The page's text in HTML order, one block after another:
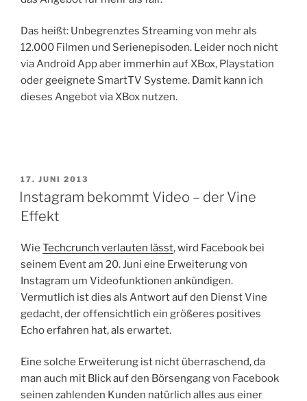
Das heißt: Unbegrenztes Streaming von mehr als
12.000 Filmen und Serienepisoden. Leider noch nicht
via Android App aber immerhin auf XBox, Playstation
oder geeignete SmartTV Systeme. Damit kann ich
dieses Angebot via XBox nutzen.
VERÖFFENTLICHT
AM
17. JUNI 2013
Instagram bekommt Video – der Vine
Effekt
Wie Techcrunch verlauten lässt, wird Facebook bei
seinem Event am 20. Juni eine Erweiterung von
Instagram um Videofunktionen ankündigen.
Vermutlich ist dies als Antwort auf den Dienst Vine
gedacht, der offensichtlich ein größeres positives
Echo erfahren hat, als erwartet.
Eine solche Erweiterung ist nicht überraschend, da
man auch mit Blick auf den Börsengang von Facebook
seinen zahlenden Kunden natürlich alles aus einer